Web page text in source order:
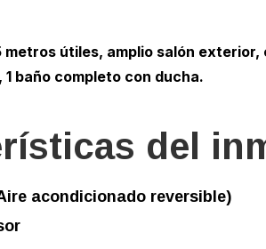
útiles, amplio salón exterior,
baño completo con ducha.
del
acondicionado reversible)